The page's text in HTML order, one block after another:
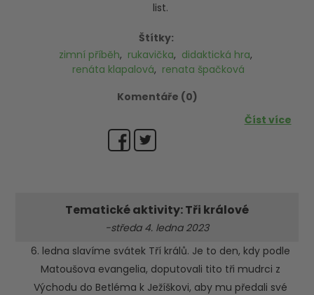
list.
Štítky:
zimní příběh, rukavička, didaktická hra,
renáta klapalová, renata špačková
Komentáře (0)
Číst více
Tematické aktivity: Tři králové
-středa 4. ledna 2023
6. ledna slavíme svátek Tří králů. Je to den, kdy podle
Matoušova evangelia, doputovali tito tři mudrci z
Východu do Betléma k Ježíškovi, aby mu předali své